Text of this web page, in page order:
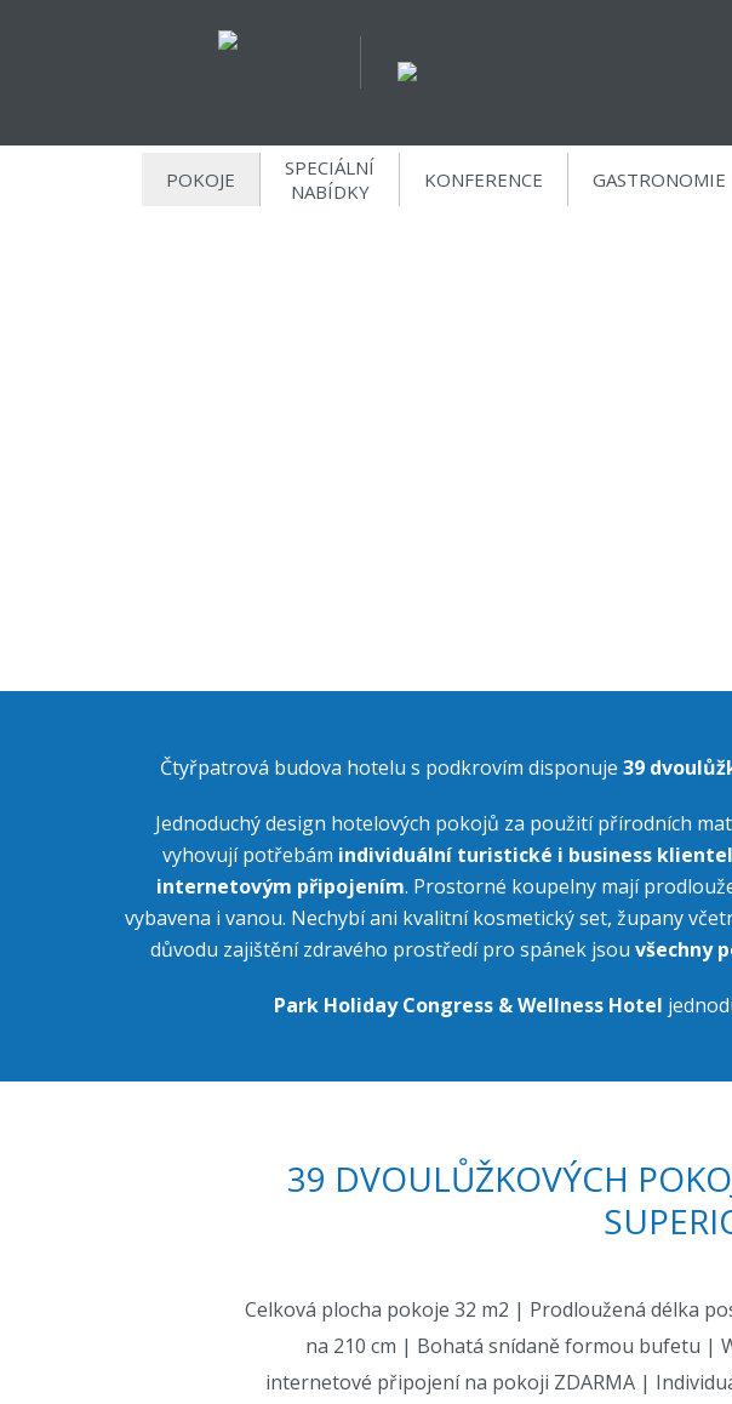
POKOJE
SPECIÁLNÍ
NABÍDKY
KONFERENCE GASTRONOMIE
Čtyřpatrová budova hotelu s podkrovím disponuje 39
Jednoduchý design hotelových pokojů za použití přírodních
vyhovují potřebám individuální turistické i business
internetovým připojením. Prostorné koupelny mají
vybavena i vanou. Nechybí ani kvalitní kosmetický set, župany
důvodu zajištění zdravého prostředí pro spánek jsou všechny
Park Holiday Congress & Wellness Hotel
39 DVOULŮŽKOVÝCH
Celková plocha pokoje 32 m2 | Prodloužená délka
na 210 cm | Bohatá snídaně formou bufetu |
internetové připojení na pokoji ZDARMA |